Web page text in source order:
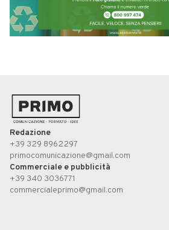
Redazione
+39 329 8962297
primocomunicazione@gmail.com
Commerciale e pubblicità
+39 340 3036771
commercialeprimo@gmail.com